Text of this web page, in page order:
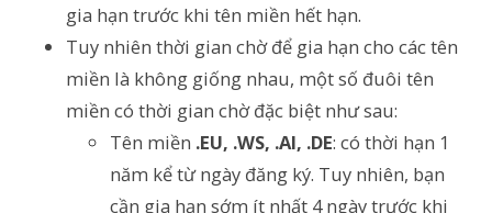
gia hạn trước khi tên miền hết hạn.
Tuy nhiên thời gian chờ để gia hạn cho các tên
miền là không giống nhau, một số đuôi tên
miền có thời gian chờ đặc biệt như sau:
Tên miền .EU, .WS, .AI, .DE: có thời hạn 1
năm kể từ ngày đăng ký. Tuy nhiên, bạn
cần gia hạn sớm ít nhất 4 ngày trước khi